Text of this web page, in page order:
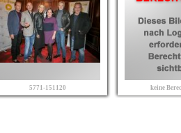
5771-151120 keine